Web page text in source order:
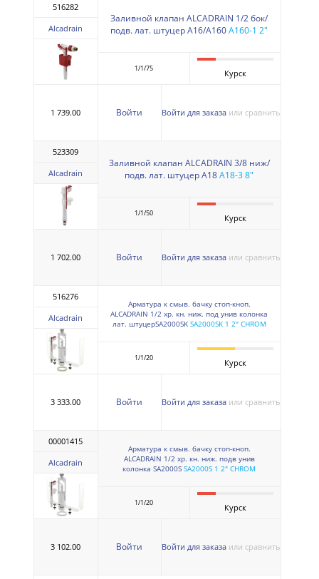
516282
Alcadrain
Заливной клапан ALCADRAIN 1/2 бок/
подв. лат. штуцер A16/A160A160-1 2"
1/1/75 Курск
1 739.00 Войти Войти для заказа или сравнить
523309
Alcadrain
Заливной клапан ALCADRAIN 3/8 ниж/
подв. лат. штуцер A18A18-3 8"
1/1/50 Курск
1 702.00 Войти Войти для заказа или сравнить
516276
Alcadrain
Арматура к смыв. бачку стоп-кноп.
ALCADRAIN 1/2 хр. кн. ниж. под унив колонка
лат. штуцерSA2000SK SA2000SK 1 2" CHROM
1/1/20 Курск
3 333.00 Войти Войти для заказа или сравнить
00001415
Alcadrain
Арматура к смыв. бачку стоп-кноп.
ALCADRAIN 1/2 хр. кн. ниж. подв унив
колонка SA2000S SA2000S 1 2" CHROM
1/1/20 Курск
3 102.00 Войти Войти для заказа или сравнить